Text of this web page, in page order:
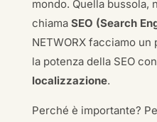
mondo. Quella bussola,
chiama SEO (Search
NETWORX facciamo
la potenza della SEO
localizzazione.
Perché è importante?